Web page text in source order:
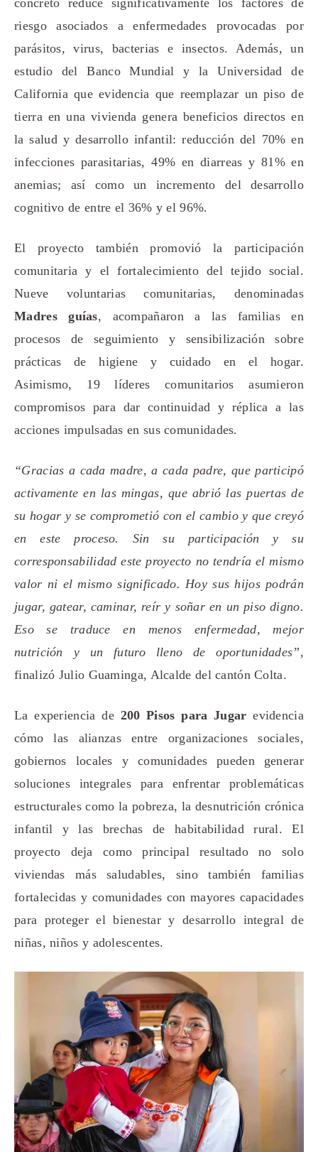
concreto reduce significativamente los factores de
riesgo asociados a enfermedades provocadas por
parásitos, virus, bacterias e insectos. Además, un
estudio del Banco Mundial y la Universidad de
California que evidencia que reemplazar un piso de
tierra en una vivienda genera beneficios directos en
la salud y desarrollo infantil: reducción del 70% en
infecciones parasitarias, 49% en diarreas y 81% en
anemias; así como un incremento del desarrollo
cognitivo de entre el 36% y el 96%.
El proyecto también promovió la participación
comunitaria y el fortalecimiento del tejido social.
Nueve voluntarias comunitarias, denominadas
Madres guías, acompañaron a las familias en
procesos de seguimiento y sensibilización sobre
prácticas de higiene y cuidado en el hogar.
Asimismo, 19 líderes comunitarios asumieron
compromisos para dar continuidad y réplica a las
acciones impulsadas en sus comunidades.
“Gracias a cada madre, a cada padre, que participó
activamente en las mingas, que abrió las puertas de
su hogar y se comprometió con el cambio y que creyó
en este proceso. Sin su participación y su
corresponsabilidad este proyecto no tendría el mismo
valor ni el mismo significado. Hoy sus hijos podrán
jugar, gatear, caminar, reír y soñar en un piso digno.
Eso se traduce en menos enfermedad, mejor
nutrición y un futuro lleno de oportunidades”,
finalizó Julio Guaminga, Alcalde del cantón Colta.
La experiencia de 200 Pisos para Jugar evidencia
cómo las alianzas entre organizaciones sociales,
gobiernos locales y comunidades pueden generar
soluciones integrales para enfrentar problemáticas
estructurales como la pobreza, la desnutrición crónica
infantil y las brechas de habitabilidad rural. El
proyecto deja como principal resultado no solo
viviendas más saludables, sino también familias
fortalecidas y comunidades con mayores capacidades
para proteger el bienestar y desarrollo integral de
niñas, niños y adolescentes.